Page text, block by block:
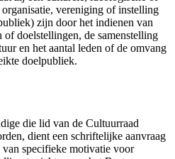
vereniging of instelling
zijn door het indienen van
of doelstellingen, de samenstelling
en het aantal leden of de omvang
doelpubliek.
die lid van de Cultuurraad
dient een schriftelijke aanvraag
van specifieke motivatie voor